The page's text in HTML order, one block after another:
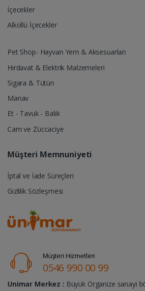
İçecekler
Alkollü İçecekler
Pet Shop- Hayvan Yem & Aksesuarları
Hırdavat & Elektrik Malzemeleri
Sigara & Tütün
Manav
Et - Tavuk - Balık
Cam ve Züccaciye
Müşteri Memnuniyeti
İptal ve İade Süreçleri
Gizlilik Sözleşmesi
Müşteri Hizmetleri
0546 990 00 99
Unimar Merkez : Büyük Organize sanayi